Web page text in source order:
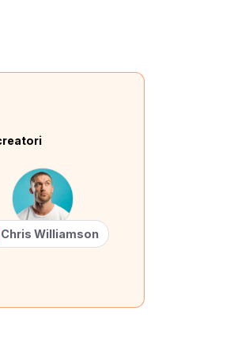
Chris Williamson